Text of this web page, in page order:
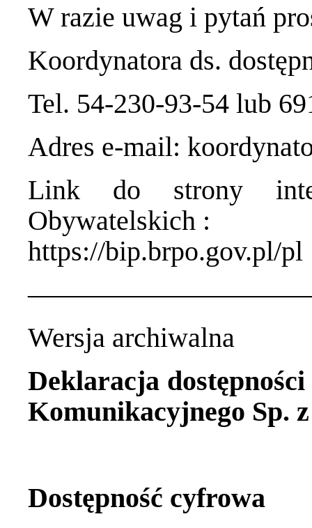
W razie uwag i pytań
Koordynatora ds.
Tel. 54-230-93-54 lub
Adres e-mail:
Link do strony
Obywatelskich :
https://bip.brpo.gov.pl/pl
Wersja archiwalna
Deklaracja dostępności
Komunikacyjnego Sp.
Dostępność cyfrowa